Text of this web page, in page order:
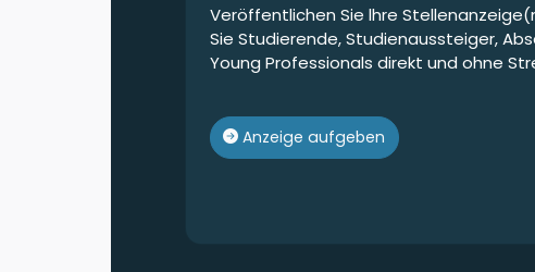
Veröffentlichen Sie lhre
Sie Studierende, Studienaussteiger,
Young Professionals direkt und ohne
Anzeige aufgeben